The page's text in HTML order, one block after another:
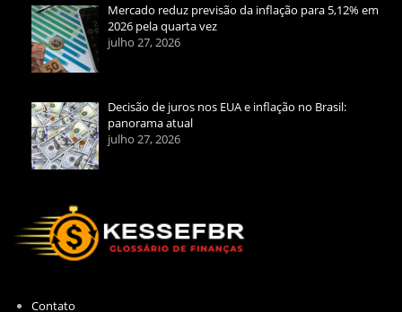
Mercado reduz previsão da inflação para 5,12% em
2026 pela quarta vez
julho 27, 2026
Decisão de juros nos EUA e inflação no Brasil:
panorama atual
julho 27, 2026
Contato